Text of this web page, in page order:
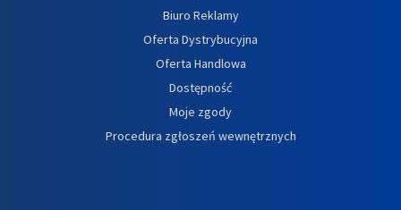
Biuro Reklamy
Oferta Dystrybucyjna
Oferta Handlowa
Dostępność
Moje zgody
Procedura zgłoszeń wewnętrznych